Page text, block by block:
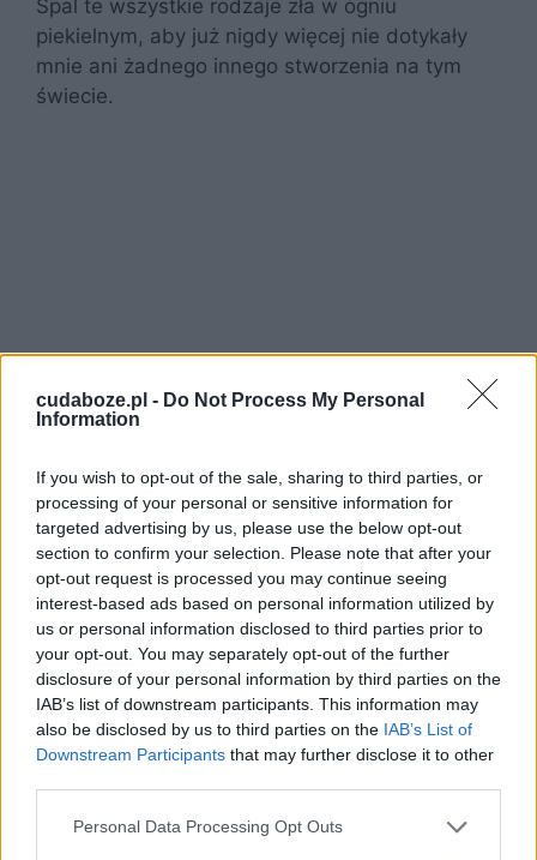
cudaboze.pl - Do Not Process My Personal
Information
If you wish to opt-out of the sale, sharing to third parties, or
processing of your personal or sensitive information for
targeted advertising by us, please use the below opt-out
section to confirm your selection. Please note that after your
opt-out request is processed you may continue seeing
interest-based ads based on personal information utilized by
us or personal information disclosed to third parties prior to
your opt-out. You may separately opt-out of the further
disclosure of your personal information by third parties on the
IAB’s list of downstream participants. This information may
also be disclosed by us to third parties on the IAB’s List of
Downstream Participants that may further disclose it to other
Personal Data Processing Opt Outs
Spal te wszystkie rodzaje zła w ogniu
piekielnym, aby już nigdy więcej nie dotykały
mnie ani żadnego innego stworzenia na tym
świecie.
Rozkazuję i polecam mocą Boga
wszechmogącego, w imię Jezusa Chrystusa
Zbawiciela, przez wstawiennictwo Niepokalanej
Dziewicy, wszystkim duchom
nieczystym, wszystkim ich objawom, które mnie